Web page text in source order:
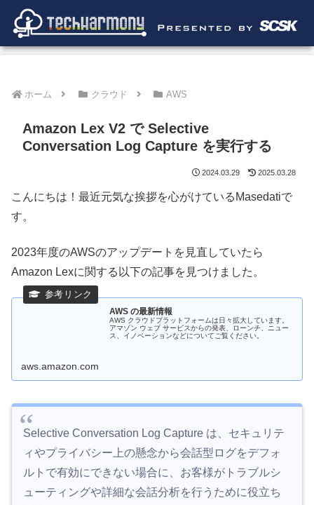
ホーム クラウド AWS
Amazon Lex V2 で Selective
Conversation Log Capture を実行する
2024.03.29 2025.03.28
こんにちは！最近元気な挨拶を心がけているMasedatiで
す。
2023年度のAWSのアップデートを見直していたら
Amazon Lexに関する以下の記事を見つけました。
AWS の最新情報
AWS クラウドプラットフォームは日々拡大しています。
アマゾン ウェブ サービスからの発表、ローンチ、ニュー
ス、イノベーションなどについてご覧ください。
aws.amazon.com
Selective Conversation Log Capture は、セキュリテ
ィやプライバシー上の懸念から会話型ログをデフォ
ルトで有効にできない場合に、お客様がトラブルシ
ューティングや詳細な会話分析を行うために役立ち